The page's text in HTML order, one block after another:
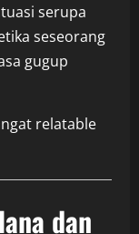
serupa
seseorang
gugup
relatable
dan